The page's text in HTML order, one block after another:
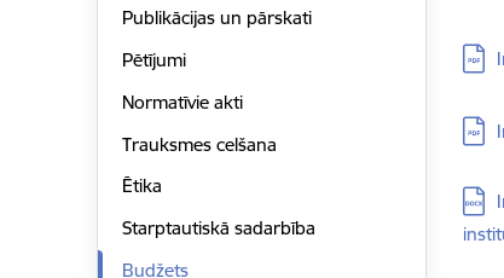
Publikācijas un pārskati
Pētījumi
Normatīvie akti
Trauksmes celšana
Ētika
Starptautiskā sadarbība
Budžets